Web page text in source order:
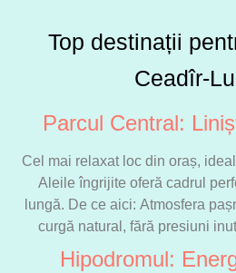
Top destinații
Ceadîr-
Parcul Central:
Cel mai relaxat loc din oraș,
Aleile îngrijite oferă cadrul
lungă. De ce aici: Atmosfera
curgă natural, fără presiuni
Hipodromul: